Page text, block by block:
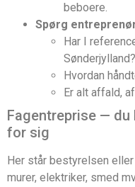
beboere.
Spørg
Har I
Sønderjylland?
Hvordan
Er alt affald,
Fagentreprise —
for sig
Her står bestyrelsen
murer, elektriker, smed